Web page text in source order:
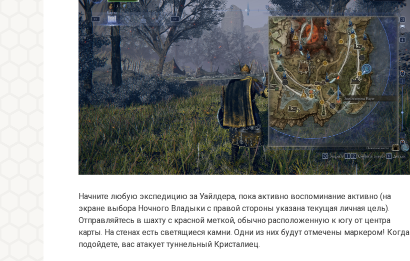
Начните любую экспедицию за Уайлдера, пока активно воспоминание активно (на
экране выбора Ночного Владыки с правой стороны указана текущая личная цель).
Отправляйтесь в шахту с красной меткой, обычно расположенную к югу от центра
карты. На стенах есть светящиеся камни. Одни из них будут отмечены маркером! Когда
подойдете, вас атакует туннельный Кристалиец.